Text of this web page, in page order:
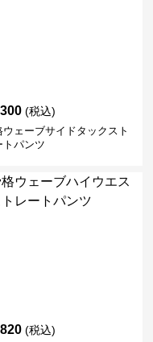
(税込)
ウェーブサイドタックスト
トパンツ
(税込)